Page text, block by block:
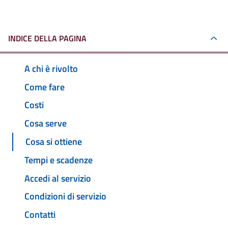
INDICE DELLA PAGINA
A chi è rivolto
Come fare
Costi
Cosa serve
Cosa si ottiene
Tempi e scadenze
Accedi al servizio
Condizioni di servizio
Contatti